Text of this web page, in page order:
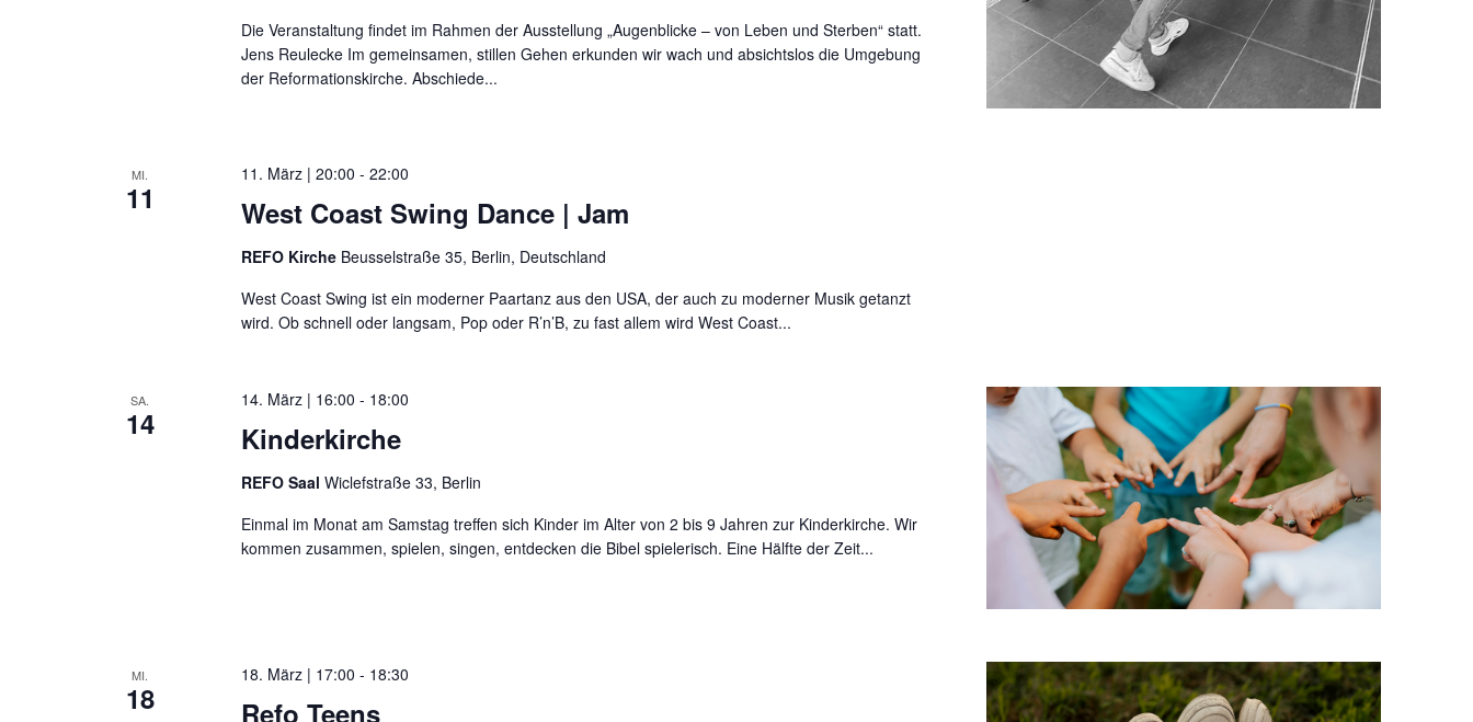
Die Veranstaltung findet im Rahmen der Ausstellung „Augenblicke – von Leben und Sterben“ statt.
Jens Reulecke Im gemeinsamen, stillen Gehen erkunden wir wach und absichtslos die Umgebung
der Reformationskirche. Abschiede...
MI.
11 West Coast Swing Dance | Jam
11. März | 20:00 - 22:00
REFO Kirche Beusselstraße 35, Berlin, Deutschland
West Coast Swing ist ein moderner Paartanz aus den USA, der auch zu moderner Musik getanzt
wird. Ob schnell oder langsam, Pop oder R’n’B, zu fast allem wird West Coast...
SA.
14 Kinderkirche
14. März | 16:00 - 18:00
REFO Saal Wiclefstraße 33, Berlin
Einmal im Monat am Samstag treffen sich Kinder im Alter von 2 bis 9 Jahren zur Kinderkirche. Wir
kommen zusammen, spielen, singen, entdecken die Bibel spielerisch. Eine Hälfte der Zeit...
MI.
18 Refo Teens
18. März | 17:00 - 18:30